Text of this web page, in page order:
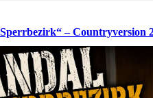
– Countryversion